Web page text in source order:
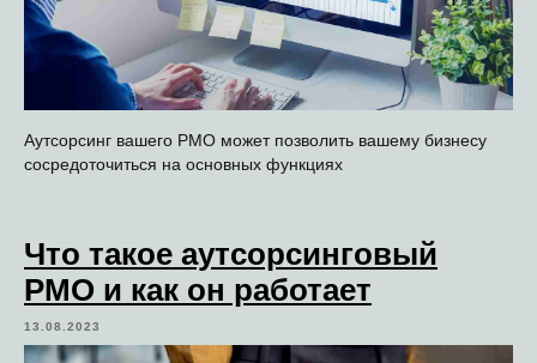
Аутсорсинг вашего PMO может позволить вашему бизнесу
сосредоточиться на основных функциях
Что такое аутсорсинговый
PMO и как он работает
13.08.2023